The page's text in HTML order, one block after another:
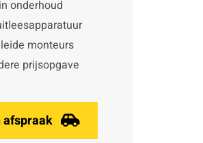
onderhoud
monteurs
prijsopgave
afspraak